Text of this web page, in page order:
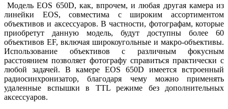
Модель EOS 650D, как, впрочем, и любая другая камера из
линейки EOS, совместима с широким ассортиментом
объективов и аксессуаров. В частности, фотографам, которые
приобретут данную модель, будут доступны более 60
объективов EF, включая широкоугольные и макро-объективы.
Использование объективов с различным фокусным
расстоянием позволяет фотографу справиться практически с
любой задачей. В камере EOS 650D имеется встроенный
радиосинхронизатор, благодаря чему можно применять
удаленные вспышки в TTL режиме без дополнительных
аксессуаров.